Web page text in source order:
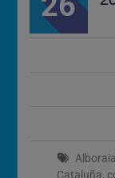
Alboraia
Cataluña,